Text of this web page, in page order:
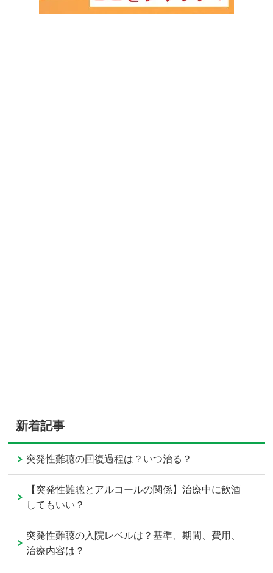
新着記事
突発性難聴の回復過程は？いつ治る？
【突発性難聴とアルコールの関係】治療中に飲酒
してもいい？
突発性難聴の入院レベルは？基準、期間、費用、
治療内容は？